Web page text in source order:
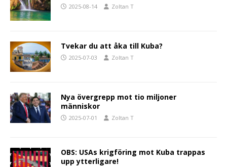
2025-08-14 Zoltan T
Tvekar du att åka till Kuba?
2025-07-03 Zoltan T
Nya övergrepp mot tio miljoner
människor
2025-07-01 Zoltan T
OBS: USAs krigföring mot Kuba trappas
upp ytterligare!